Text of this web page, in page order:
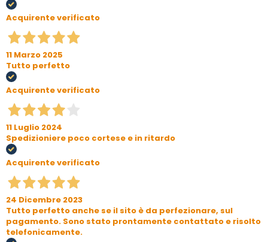
Acquirente verificato
11 Marzo 2025
Tutto perfetto
Acquirente verificato
11 Luglio 2024
Spedizioniere poco cortese e in ritardo
Acquirente verificato
24 Dicembre 2023
Tutto perfetto anche se il sito è da perfezionare, sul
pagamento. Sono stato prontamente contattato e risolto
telefonicamente.